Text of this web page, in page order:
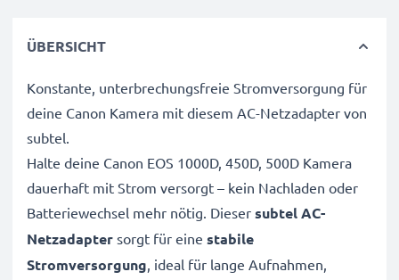
ÜBERSICHT
Konstante, unterbrechungsfreie Stromversorgung für
deine Canon Kamera mit diesem AC-Netzadapter von
subtel.
Halte deine Canon EOS 1000D, 450D, 500D Kamera
dauerhaft mit Strom versorgt – kein Nachladen oder
Batteriewechsel mehr nötig. Dieser subtel AC-
Netzadapter sorgt für eine stabile
Stromversorgung, ideal für lange Aufnahmen,